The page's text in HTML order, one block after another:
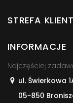
STREFA
INFORMACJE
Najczęściej
ul. Świerkowa
05-850